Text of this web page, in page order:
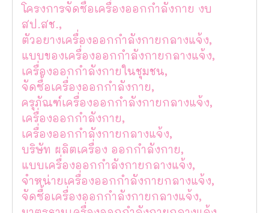
โครงการจัดซื้อเครื่องออกกำลังกาย งบ
สป.สช.,
ตัวอยางเครื่องออกกำลังกายกลางแจ้ง,
แบบของเครื่องออกกำลังกายกลางแจ้ง,
เครื่องออกกำลังกายในชุมชน,
จัดซื้อเครื่องออกกำลังกาย,
ครุภัณฑ์เครื่องออกกำลังกายกลางแจ้ง,
เครื่องออกกำลังกาย,
เครื่องออกกำลังกายกลางแจ้ง,
บริษัท ผลิตเครื่อง ออกกำลังกาย,
แบบเครื่องออกกำลังกายกลางแจ้ง,
จำหน่ายเครื่องออกกำลังกายกลางแจ้ง,
จัดซื้อเครื่องออกกำลังกายกลางแจ้ง,